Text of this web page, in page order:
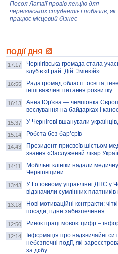
Посол Латвії провів лекцію для
чернігівських студентів і побачив, як
працює місцевий бізнес
колекцію про війну, емоції та тварин
AB InBev Efes Україна підтримала
навчальний проєкт "Молодіжна бізнес-
школа", спрямований на розвиток
підприємництва у Чернігівській
Золота тварина: видання Forbes
написало про чернігівця Патрона: хто
скільки на ньому заробляє? І куди
витрачають?
ПОДІЇ ДНЯ
17:17
Чернігівська громада стала
клубів «Грай. Дій. Змінюй»
16:55
Рада громад області: освіта,
інші важливі питання розвитку
16:13
Анна Юр'єва — чемпіонка
веслування на байдарках і
15:37 У Чернігові вшанували
15:14 Робота без бар’єрів
14:43
Президент присвоїв шістьом
звання «Заслужений лікар
14:11
Мобільні клініки надали
Чернігівщини
13:43
У Головному управлінні ДПС у
відзначили сумлінних платників
13:18
Нові мотиваційні контракти:
посади, гідне забезпечення
12:50 Ринок праці мовою цифр –
12:14
Інформація про надзвичайні
небезпечні події, які
за добу